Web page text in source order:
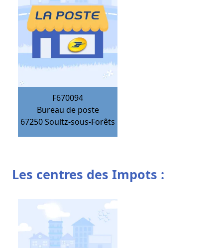
F670094
Bureau de poste
67250Soultz-sous-Forêts
Les centres des Impots :